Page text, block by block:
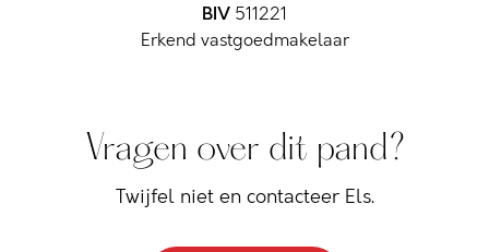
BIV 511221
Erkend vastgoedmakelaar
Vragen over dit pand?
Twijfel niet en contacteer Els.